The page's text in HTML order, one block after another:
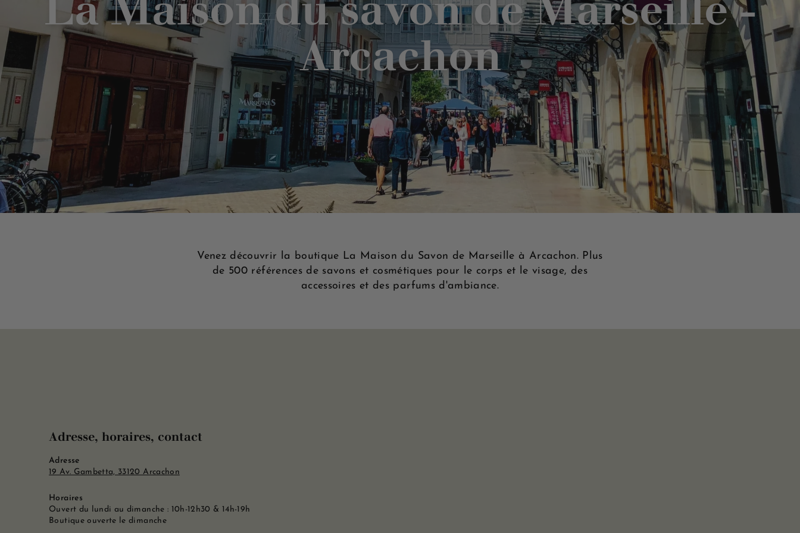
e
M
a
r
s
e
i
l
e
Arcachon
Venez découvrir la boutique La Maison du Savon de Marseille à Arcachon. Plus
de 500 références de savons et cosmétiques pour le corps et le visage, des
accessoires et des parfums d'ambiance.
Adresse, horaires, contact
Adresse
19 Av. Gambetta, 33120 Arcachon
Horaires
Ouvert du lundi au dimanche : 10h-12h30 & 14h-19h
Boutique ouverte le dimanche